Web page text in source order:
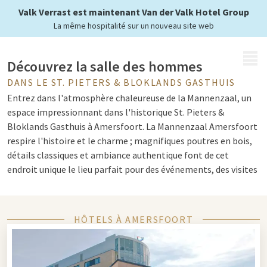
Valk Verrast est maintenant Van der Valk Hotel Group
La même hospitalité sur un nouveau site web
Découvrez la salle des hommes
DANS LE ST. PIETERS & BLOKLANDS GASTHUIS
Entrez dans l'atmosphère chaleureuse de la Mannenzaal, un
espace impressionnant dans l'historique St. Pieters &
Bloklands Gasthuis à Amersfoort. La Mannenzaal Amersfoort
respire l'histoire et le charme ; magnifiques poutres en bois,
détails classiques et ambiance authentique font de cet
endroit unique le lieu parfait pour des événements, des visites
Une salle remarquable pleine d'histoire
HÔTELS À AMERSFOORT